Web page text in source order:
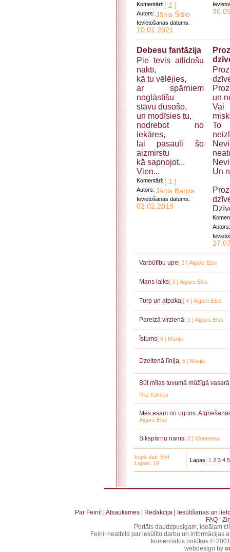
Komentāri: [ 2 ]
Autors: Jānis Šišlo
Ievietošanas datums:
10.01.2021
Debesu fantāzija
Pie tevis atlidošu
naktī,
kā tu vēlējies,
ar spārniem
noglāstīšu
stāvu dusošo,
un modīsies tu,
nodrebot no
iekāres,
lai pasauli šo
aizmirstu
kā sapņojot...
Vien...
Komentāri: [ 1 ]
Autors: Jānis Bariss
Ievietošanas datums:
02.02.2019
un
Un
Autors:
Varbūtību upe[ 2 ] Aigars Elss
Mans laiks[ 3 ] Aigars Elss
Turp un atpakaļ [ 4 ] Aigars Elss
Pareizā virzienā[ 3 ] Aigars Elss
Īstums[ 5 ] Marija
Dzeltenā līnija[ 6 ] Marija
Būt mīlas tuvumā mūžīgā
Rita Kalniņa
Mēs esam no uguns.
Aigars Elss
Sikspārņu nams[ 2 ] Monteena
kopā dati: 554
Lapas: 19
Lapas: 1 2 3 4 5
Par Feini! Atsauksmes Redakcija
Iesūtīšanas un
FAQ
Portāls daudzpusīgam, ideālam
Feini! neatbild par iesūtīto darbu un informācijas
komerciālos nolūkos ©
webdesign by